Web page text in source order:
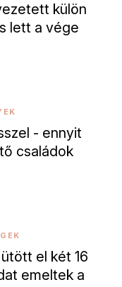
külön
lett a vége
- ennyit
családok
el két 16
emeltek a